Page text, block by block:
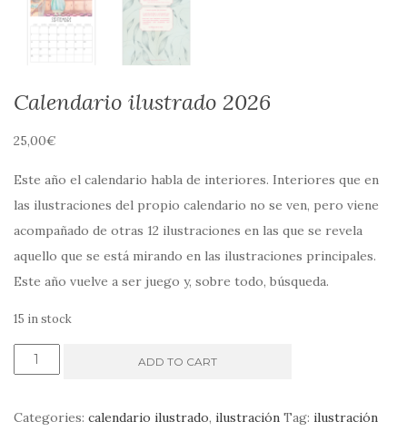
Calendario ilustrado 2026
25,00€
Este año el calendario habla de interiores. Interiores que en
las ilustraciones del propio calendario no se ven, pero viene
acompañado de otras 12 ilustraciones en las que se revela
aquello que se está mirando en las ilustraciones principales.
Este año vuelve a ser juego y, sobre todo, búsqueda.
15 in stock
Calendario
ADD TO CART
Categories: calendario ilustrado, ilustración Tag: ilustración